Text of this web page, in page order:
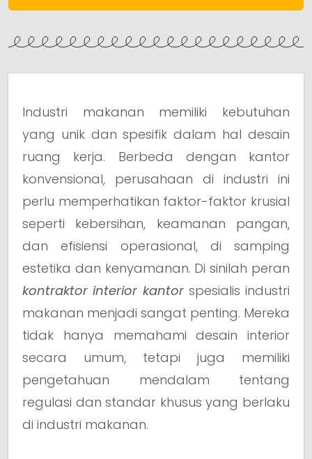
Industri makanan memiliki kebutuhan
yang unik dan spesifik dalam hal desain
ruang kerja. Berbeda dengan kantor
konvensional, perusahaan di industri ini
perlu memperhatikan faktor-faktor krusial
seperti kebersihan, keamanan pangan,
dan efisiensi operasional, di samping
estetika dan kenyamanan. Di sinilah peran
kontraktor interior kantorspesialis industri
makanan menjadi sangat penting. Mereka
tidak hanya memahami desain interior
secara umum, tetapi juga memiliki
pengetahuan mendalam tentang
regulasi dan standar khusus yang berlaku
di industri makanan.